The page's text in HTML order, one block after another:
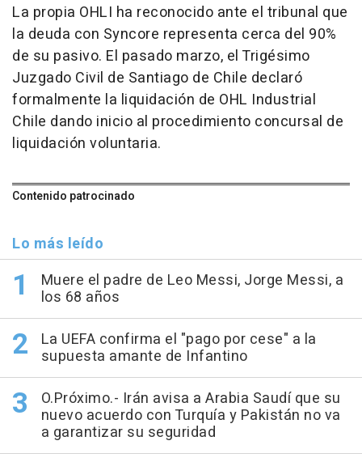
La propia OHLI ha reconocido ante el tribunal que
la deuda con Syncore representa cerca del 90%
de su pasivo. El pasado marzo, el Trigésimo
Juzgado Civil de Santiago de Chile declaró
formalmente la liquidación de OHL Industrial
Chile dando inicio al procedimiento concursal de
liquidación voluntaria.
Contenido patrocinado
Lo más leído
Muere el padre de Leo Messi, Jorge Messi, a
los 68 años
La UEFA confirma el "pago por cese" a la
supuesta amante de Infantino
O.Próximo.- Irán avisa a Arabia Saudí que su
nuevo acuerdo con Turquía y Pakistán no va
a garantizar su seguridad